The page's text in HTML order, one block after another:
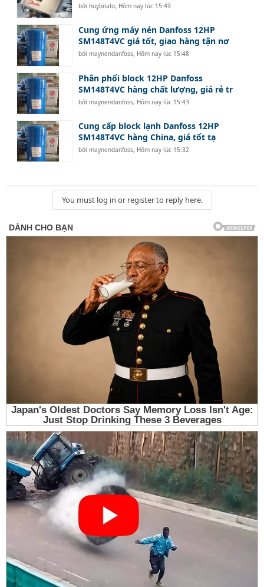
bởihuybilalo, Hôm nay lúc 15:49
Cung ứng máy nén Danfoss 12HP
SM148T4VC giá tốt, giao hàng tận nơ
bởimaynendanfoss, Hôm nay lúc 15:48
Phân phối block 12HP Danfoss
SM148T4VC hàng chất lượng, giá rẻ tr
bởimaynendanfoss, Hôm nay lúc 15:43
Cung cấp block lạnh Danfoss 12HP
SM148T4VC hàng China, giá tốt tạ
bởimaynendanfoss, Hôm nay lúc 15:32
You must log in or register to reply here.